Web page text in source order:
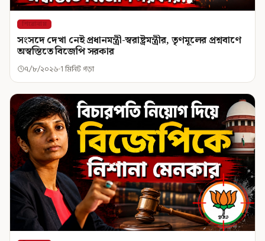
শিরোনাম
সংসদে দেখা নেই প্রধানমন্ত্রী-স্বরাষ্ট্রমন্ত্রীর, তৃণমূলের প্রশ্নবাণে
অস্বস্তিতে বিজেপি সরকার
৭/৮/২০২৬ 1 মিনিট পড়া